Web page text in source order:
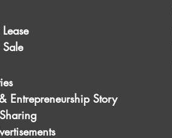
Entrepreneurship Story